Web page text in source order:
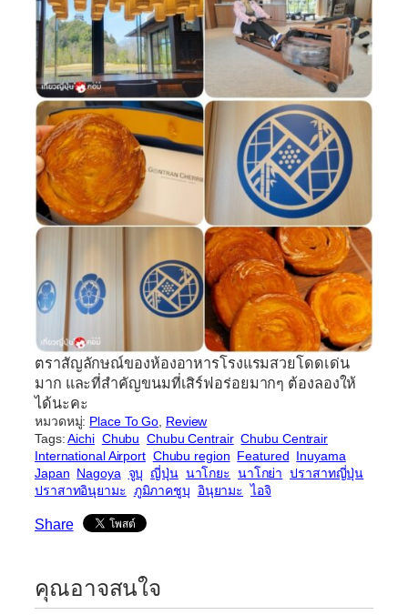
ตราสัญลักษณ์ของห้องอาหารโรงแรมสวยโดดเด่น
มาก และที่สำคัญขนมที่เสิร์ฟอร่อยมากๆ ต้องลองให้
ได้นะคะ
หมวดหมู่: Place To Go Review
Tags:Aichi Chubu Chubu Centrair Chubu Centrair
International Airport Chubu region Featured Inuyama
Japan Nagoya จูบุ ญี่ปุ่น นาโกยะ นาโกย่า ปราสาทญี่ปุ่น
ปราสาทอินุยามะ ภูมิภาคชูบุ อินุยามะ ไอจิ
Share
คุณอาจสนใจ